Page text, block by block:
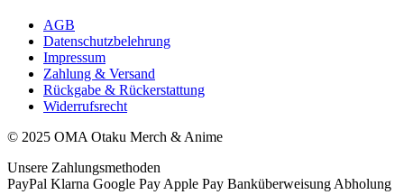
AGB
Datenschutzbelehrung
Impressum
Zahlung & Versand
Rückgabe & Rückerstattung
Widerrufsrecht
© 2025 OMA Otaku Merch & Anime
Unsere Zahlungsmethoden
PayPal Klarna Google Pay Apple Pay Banküberweisung Abholung